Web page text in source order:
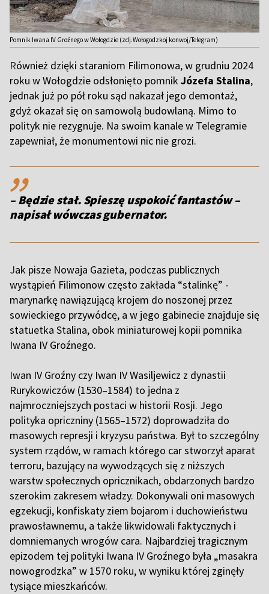
Pomnik Iwana IV Groźnego w Wołogdzie (zdj.Wołogodzkoj konwoj/Telegram)
Również dzięki staraniom Filimonowa, w grudniu 2024
roku w Wołogdzie odsłonięto pomnik Józefa Stalina,
jednak już po pół roku sąd nakazał jego demontaż,
gdyż okazał się on samowolą budowlaną. Mimo to
polityk nie rezygnuje. Na swoim kanale w Telegramie
zapewniał, że monumentowi nic nie grozi.
,,
– Będzie stał. Spieszę uspokoić fantastów –
napisał wówczas gubernator.
Jak pisze Nowaja Gazieta, podczas publicznych
wystąpień Filimonow często zakłada “stalinkę” -
marynarkę nawiązującą krojem do noszonej przez
sowieckiego przywódcę, a w jego gabinecie znajduje się
statuetka Stalina, obok miniaturowej kopii pomnika
Iwana IV Groźnego.
Iwan IV Groźny czy Iwan IV Wasiljewicz z dynastii
Rurykowiczów (1530–1584) to jedna z
najmroczniejszych postaci w historii Rosji. Jego
polityka opriczniny (1565–1572) doprowadziła do
masowych represji i kryzysu państwa. Był to szczególny
system rządów, w ramach którego car stworzył aparat
terroru, bazujący na wywodzących się z niższych
warstw społecznych opricznikach, obdarzonych bardzo
szerokim zakresem władzy. Dokonywali oni masowych
egzekucji, konfiskaty ziem bojarom i duchowieństwu
prawosławnemu, a także likwidowali faktycznych i
domniemanych wrogów cara. Najbardziej tragicznym
epizodem tej polityki Iwana IV Groźnego była „masakra
nowogrodzka” w 1570 roku, w wyniku której zginęły
tysiące mieszkańców.